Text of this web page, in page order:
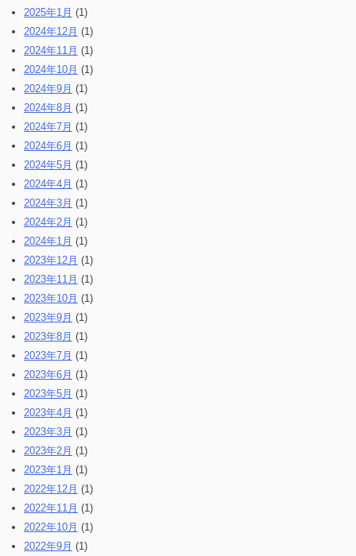
2025年1月 (1)
2024年12月 (1)
2024年11月 (1)
2024年10月 (1)
2024年9月 (1)
2024年8月 (1)
2024年7月 (1)
2024年6月 (1)
2024年5月 (1)
2024年4月 (1)
2024年3月 (1)
2024年2月 (1)
2024年1月 (1)
2023年12月 (1)
2023年11月 (1)
2023年10月 (1)
2023年9月 (1)
2023年8月 (1)
2023年7月 (1)
2023年6月 (1)
2023年5月 (1)
2023年4月 (1)
2023年3月 (1)
2023年2月 (1)
2023年1月 (1)
2022年12月 (1)
2022年11月 (1)
2022年10月 (1)
2022年9月 (1)